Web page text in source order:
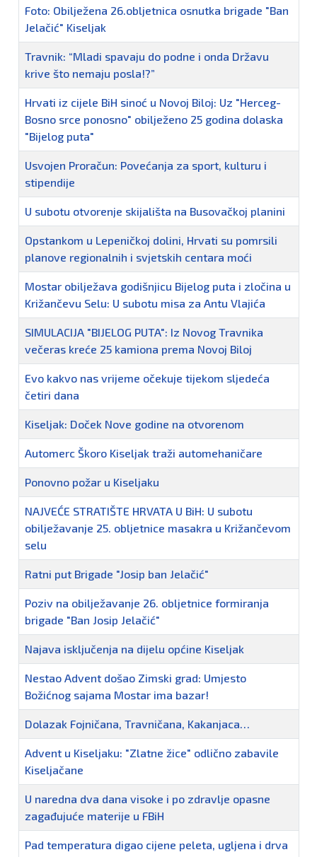
Foto: Obilježena 26.obljetnica osnutka brigade "Ban
Jelačić" Kiseljak
Travnik: “Mladi spavaju do podne i onda Državu
krive što nemaju posla!?”
Hrvati iz cijele BiH sinoć u Novoj Biloj: Uz "Herceg-
Bosno srce ponosno" obilježeno 25 godina dolaska
"Bijelog puta"
Usvojen Proračun: Povećanja za sport, kulturu i
stipendije
U subotu otvorenje skijališta na Busovačkoj planini
Opstankom u Lepeničkoj dolini, Hrvati su pomrsili
planove regionalnih i svjetskih centara moći
Mostar obilježava godišnjicu Bijelog puta i zločina u
Križančevu Selu: U subotu misa za Antu Vlajića
SIMULACIJA "BIJELOG PUTA": Iz Novog Travnika
večeras kreće 25 kamiona prema Novoj Biloj
Evo kakvo nas vrijeme očekuje tijekom sljedeća
četiri dana
Kiseljak: Doček Nove godine na otvorenom
Automerc Škoro Kiseljak traži automehaničare
Ponovno požar u Kiseljaku
NAJVEĆE STRATIŠTE HRVATA U BiH: U subotu
obilježavanje 25. obljetnice masakra u Križančevom
selu
Ratni put Brigade "Josip ban Jelačić"
Poziv na obilježavanje 26. obljetnice formiranja
brigade "Ban Josip Jelačić"
Najava isključenja na dijelu općine Kiseljak
Nestao Advent došao Zimski grad: Umjesto
Božićnog sajama Mostar ima bazar!
Dolazak Fojničana, Travničana, Kakanjaca…
Advent u Kiseljaku: "Zlatne žice" odlično zabavile
Kiseljačane
U naredna dva dana visoke i po zdravlje opasne
zagađujuće materije u FBiH
Pad temperatura digao cijene peleta, ugljena i drva